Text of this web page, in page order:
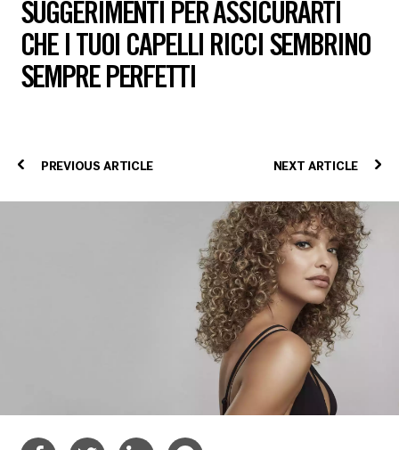
SUGGERIMENTI PER ASSICURARTI
CHE I TUOI CAPELLI RICCI SEMBRINO
SEMPRE PERFETTI
PREVIOUS ARTICLE NEXT ARTICLE